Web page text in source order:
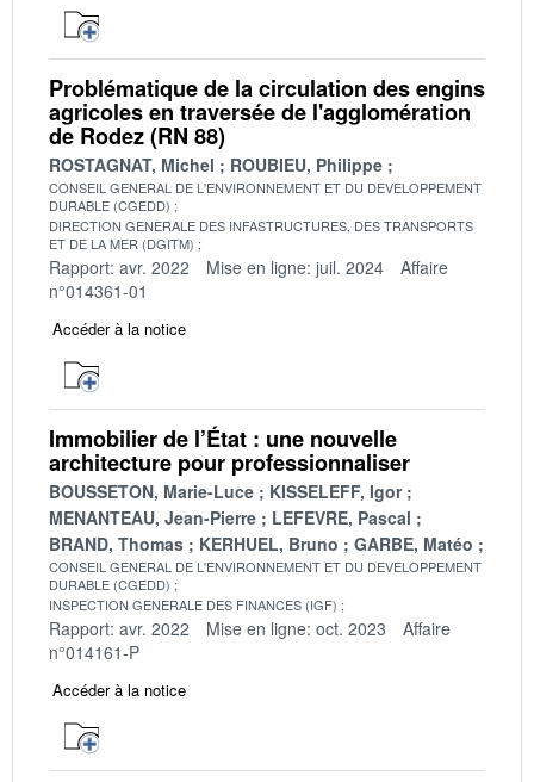
Problématique de la circulation des engins
agricoles en traversée de l'agglomération
de Rodez (RN 88)
ROSTAGNAT, Michel ROUBIEU, Philippe
CONSEIL GENERAL DE L'ENVIRONNEMENT ET DU DEVELOPPEMENT
DURABLE (CGEDD)
DIRECTION GENERALE DES INFASTRUCTURES, DES TRANSPORTS
ET DE LA MER (DGITM)
Rapport: avr. 2022 Mise en ligne: juil. 2024
Affaire
n°014361-01
Accéder à la notice
Immobilier de l’État : une nouvelle
architecture pour professionnaliser
BOUSSETON, Marie-Luce
KISSELEFF, Igor
MENANTEAU, Jean-Pierre
LEFEVRE, Pascal
BRAND, Thomas
KERHUEL, Bruno GARBE, Matéo
CONSEIL GENERAL DE L'ENVIRONNEMENT ET DU DEVELOPPEMENT
DURABLE (CGEDD)
INSPECTION GENERALE DES FINANCES (IGF)
Rapport: avr. 2022 Mise en ligne: oct. 2023
Affaire
n°014161-P
Accéder à la notice